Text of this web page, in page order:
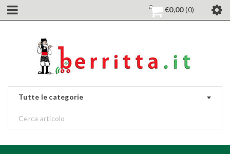
€0,00 0
Tutte le categorie